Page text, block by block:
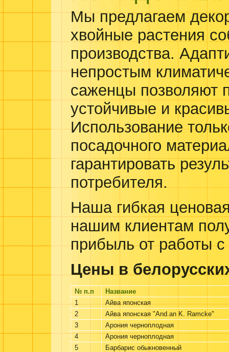
Мы предлагаем
хвойные растения
производства.
непростым
саженцы позволяют
устойчивые и
Использование
посадочного
гарантировать
потребителя.
Наша гибкая
нашим клиентам
прибыль от работы
Цены в
№ п.п
Название
1
Айва японская
2
Айва японская "And.an K. Ramcke"
3
Арония черноплодная
4
Арония черноплодная
5
Барбарис обыкновенный